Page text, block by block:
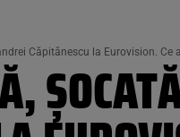
Căpitănescu la Eurovision.